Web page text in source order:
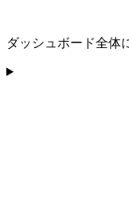
ダッシュボード全体